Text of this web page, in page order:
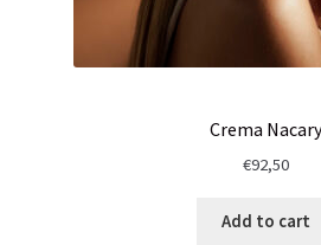
Crema Nacary
€92,50
Add to cart